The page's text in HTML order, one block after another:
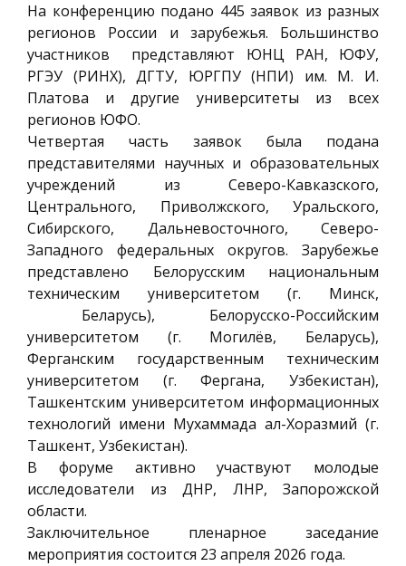
На конференцию подано 445 заявок из разных
регионов России и зарубежья. Большинство
участников представляют ЮНЦ РАН, ЮФУ,
РГЭУ (РИНХ), ДГТУ, ЮРГПУ (НПИ) им. М. И.
Платова и другие университеты из всех
регионов ЮФО.
Четвертая часть заявок была подана
представителями научных и образовательных
учреждений из Северо-Кавказского,
Центрального, Приволжского, Уральского,
Сибирского, Дальневосточного, Северо-
Западного федеральных округов. Зарубежье
представлено Белорусским национальным
техническим университетом (г. Минск,
Беларусь), Белорусско-Российским
университетом (г. Могилёв, Беларусь),
Ферганским государственным техническим
университетом (г. Фергана, Узбекистан),
Ташкентским университетом информационных
технологий имени Мухаммада ал-Хоразмий (г.
Ташкент, Узбекистан).
В форуме активно участвуют молодые
исследователи из ДНР, ЛНР, Запорожской
области.
Заключительное пленарное заседание
мероприятия состоится 23 апреля 2026 года.